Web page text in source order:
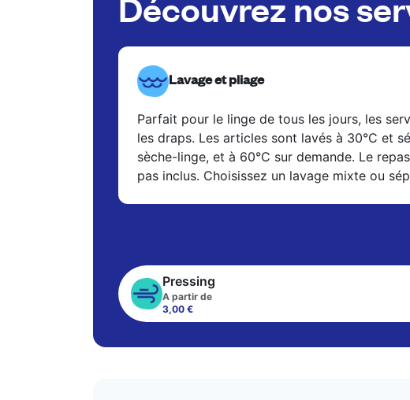
Lavage et pliage
Parfait pour le linge de tous les jours, les
les draps. Les articles sont lavés à 30°C et
sèche-linge, et à 60°C sur demande. Le
pas inclus. Choisissez un lavage mixte ou
Pressing
A partir de
3,00 €